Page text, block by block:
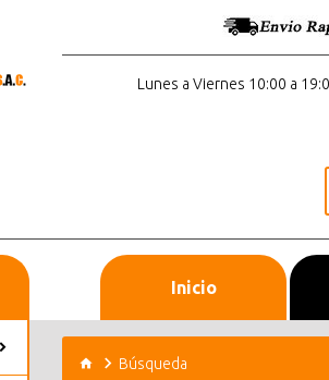
Lunes a Viernes 10:00 a
Inicio
Búsqueda